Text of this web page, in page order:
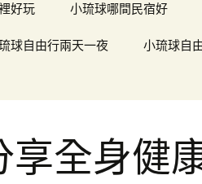
好玩 小琉球哪間民宿好
球自由行兩天一夜 小琉球自
享全身健